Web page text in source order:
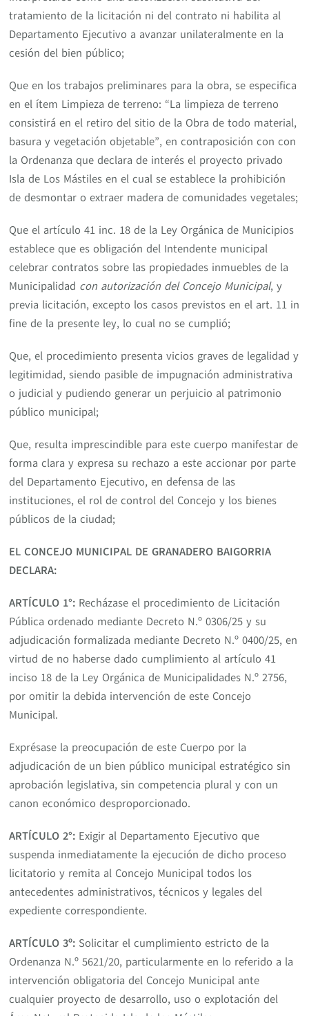
tratamiento de la licitación ni del contrato ni habilita al
Departamento Ejecutivo a avanzar unilateralmente en la
cesión del bien público;
Que en los trabajos preliminares para la obra, se especifica
en el ítem Limpieza de terreno: “La limpieza de terreno
consistirá en el retiro del sitio de la Obra de todo material,
basura y vegetación objetable”, en contraposición con con
la Ordenanza que declara de interés el proyecto privado
Isla de Los Mástiles en el cual se establece la prohibición
de desmontar o extraer madera de comunidades vegetales;
Que el artículo 41 inc. 18 de la Ley Orgánica de Municipios
establece que es obligación del Intendente municipal
celebrar contratos sobre las propiedades inmuebles de la
Municipalidad con autorización del Concejo Municipal, y
previa licitación, excepto los casos previstos en el art. 11 in
fine de la presente ley, lo cual no se cumplió;
Que, el procedimiento presenta vicios graves de legalidad y
legitimidad, siendo pasible de impugnación administrativa
o judicial y pudiendo generar un perjuicio al patrimonio
público municipal;
Que, resulta imprescindible para este cuerpo manifestar de
forma clara y expresa su rechazo a este accionar por parte
del Departamento Ejecutivo, en defensa de las
instituciones, el rol de control del Concejo y los bienes
públicos de la ciudad;
EL CONCEJO MUNICIPAL DE GRANADERO BAIGORRIA
DECLARA:
ARTÍCULO 1°: Recházase el procedimiento de Licitación
Pública ordenado mediante Decreto N.º 0306/25 y su
adjudicación formalizada mediante Decreto N.º 0400/25, en
virtud de no haberse dado cumplimiento al artículo 41
inciso 18 de la Ley Orgánica de Municipalidades N.º 2756,
por omitir la debida intervención de este Concejo
Municipal.
Exprésase la preocupación de este Cuerpo por la
adjudicación de un bien público municipal estratégico sin
aprobación legislativa, sin competencia plural y con un
canon económico desproporcionado.
ARTÍCULO 2°: Exigir al Departamento Ejecutivo que
suspenda inmediatamente la ejecución de dicho proceso
licitatorio y remita al Concejo Municipal todos los
antecedentes administrativos, técnicos y legales del
expediente correspondiente.
ARTÍCULO 3º: Solicitar el cumplimiento estricto de la
Ordenanza N.º 5621/20, particularmente en lo referido a la
intervención obligatoria del Concejo Municipal ante
cualquier proyecto de desarrollo, uso o explotación del